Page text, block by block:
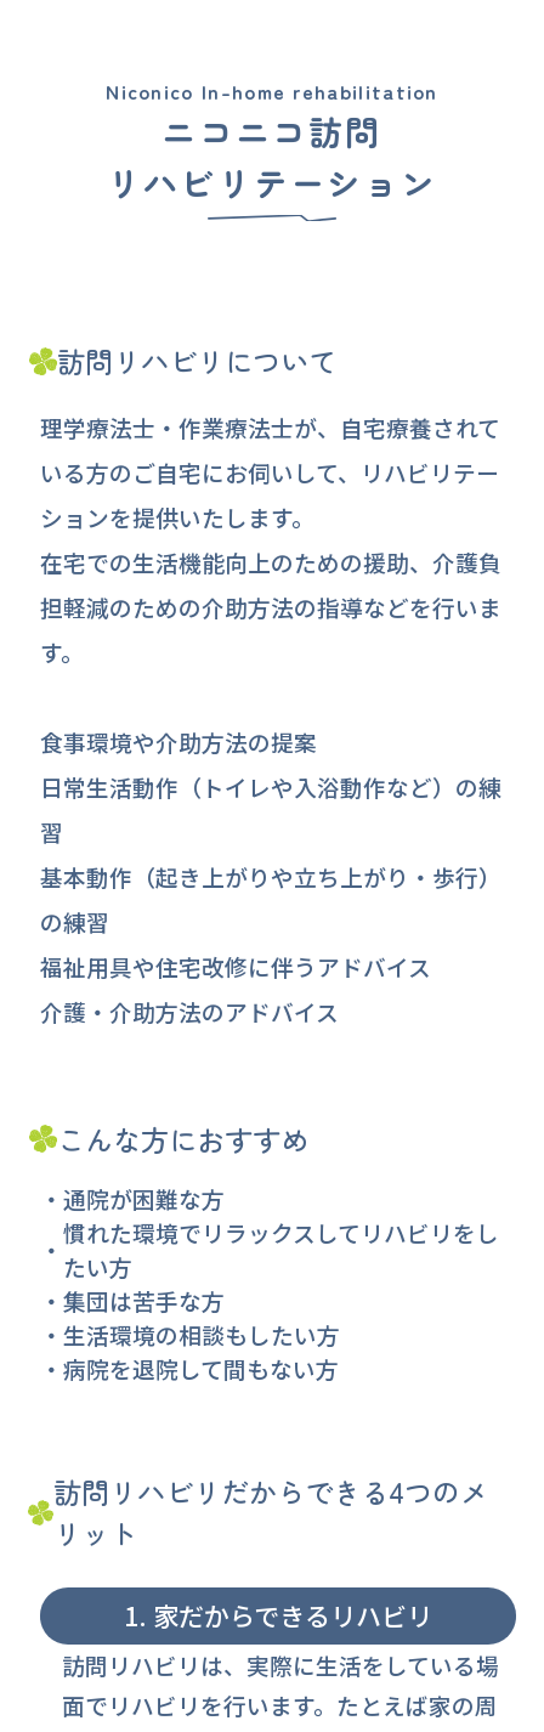
Niconico In-home rehabilitation
ニコニコ訪問
リハビリテーション
訪問リハビリについて
理学療法士・作業療法士が、自宅療養されて
いる方のご自宅にお伺いして、リハビリテー
ションを提供いたします。
在宅での生活機能向上のための援助、介護負
担軽減のための介助方法の指導などを行いま
す。
食事環境や介助方法の提案
日常生活動作（トイレや入浴動作など）の練
習
基本動作（起き上がりや立ち上がり・歩行）
の練習
福祉用具や住宅改修に伴うアドバイス
介護・介助方法のアドバイス
こんな方におすすめ
通院が困難な方
慣れた環境でリラックスしてリハビリをし
たい方
集団は苦手な方
生活環境の相談もしたい方
病院を退院して間もない方
訪問リハビリだからできる4つのメ
リット
1. 家だからできるリハビリ
訪問リハビリは、実際に生活をしている場
面でリハビリを行います。たとえば家の周